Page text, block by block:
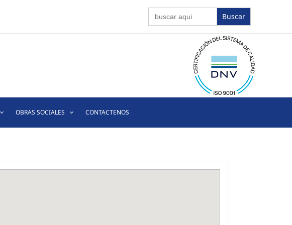
Buscar:
OBRAS SOCIALES CONTACTENOS